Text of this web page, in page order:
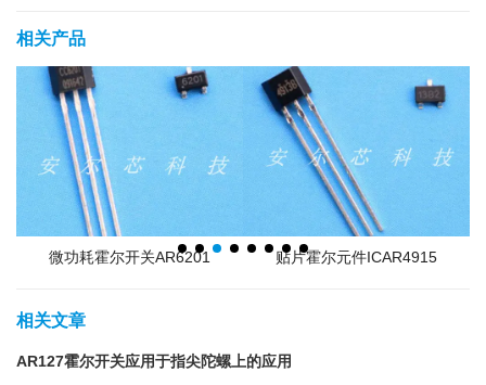
相关产品
微功耗霍尔开关AR6201 贴片霍尔元件ICAR4915
相关文章
AR127霍尔开关应用于指尖陀螺上的应用